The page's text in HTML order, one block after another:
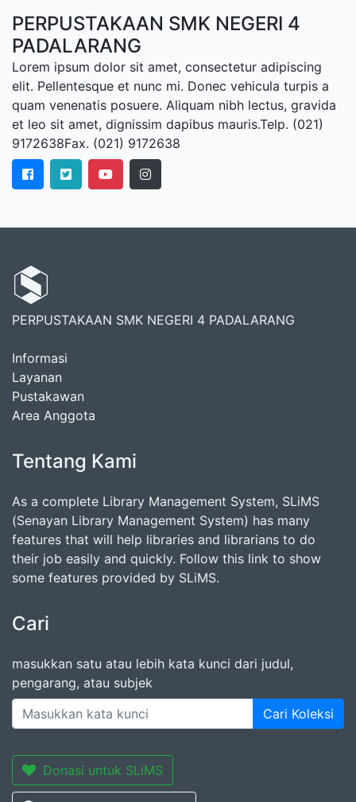
PERPUSTAKAAN SMK NEGERI 4
PADALARANG
Lorem ipsum dolor sit amet, consectetur adipiscing
elit. Pellentesque et nunc mi. Donec vehicula turpis a
quam venenatis posuere. Aliquam nibh lectus, gravida
et leo sit amet, dignissim dapibus mauris.Telp. (021)
9172638Fax. (021) 9172638
PERPUSTAKAAN SMK NEGERI 4 PADALARANG
Informasi
Layanan
Pustakawan
Area Anggota
Tentang Kami
As a complete Library Management System, SLiMS
(Senayan Library Management System) has many
features that will help libraries and librarians to do
their job easily and quickly. Follow this link to show
some features provided by SLiMS.
Cari
masukkan satu atau lebih kata kunci dari judul,
pengarang, atau subjek
Cari Koleksi
Donasi untuk SLiMS